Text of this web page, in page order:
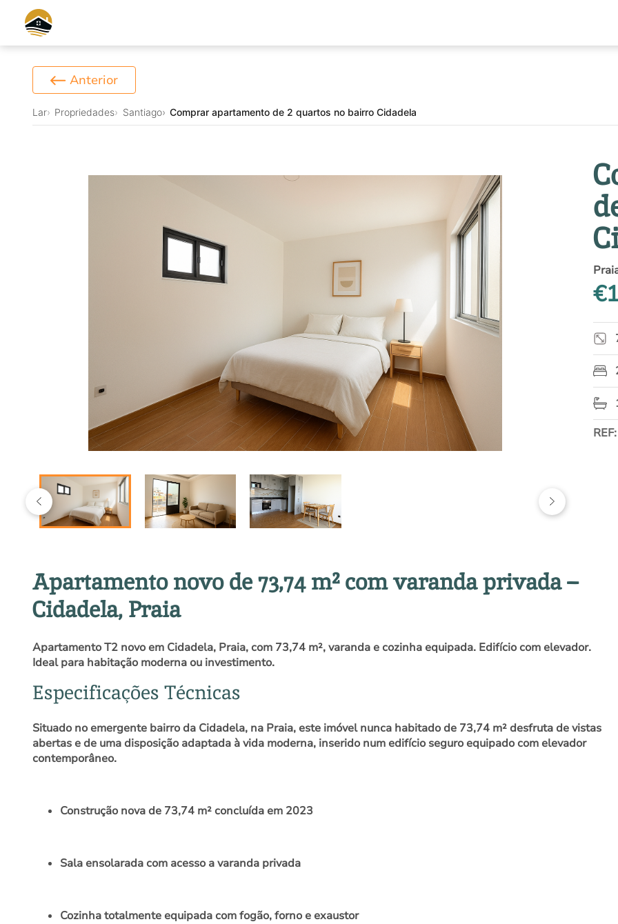
Anterior
Lar Propriedades Santiago Comprar apartamento de 2 quartos no bairro Cidadela
Apartamento novo de 73,74 m² com varanda privada –
Cidadela, Praia
Apartamento T2 novo em Cidadela, Praia, com 73,74 m², varanda e cozinha equipada. Edifício com elevador.
Ideal para habitação moderna ou investimento.
Especificações Técnicas
Situado no emergente bairro da Cidadela, na Praia, este imóvel nunca habitado de 73,74 m² desfruta de vistas
abertas e de uma disposição adaptada à vida moderna, inserido num edifício seguro equipado com elevador
contemporâneo.
Construção nova de 73,74 m² concluída em 2023
Sala ensolarada com acesso a varanda privada
Cozinha totalmente equipada com fogão, forno e exaustor